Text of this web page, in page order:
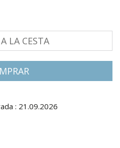
LA CESTA
: 21.09.2026